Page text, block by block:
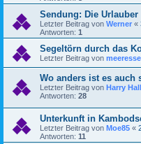
Sendung: Die
Letzter Beitrag von Werner «
Antworten: 1
Segeltörn durch das
Letzter Beitrag von
Wo anders ist es auch
Letzter Beitrag von Harry
Antworten: 28
Unterkunft in
Letzter Beitrag von Moe85 «
Antworten: 11